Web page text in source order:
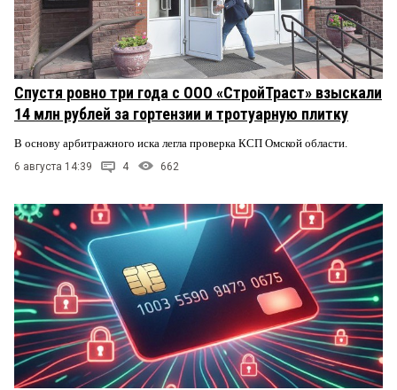
Спустя ровно три года с ООО «СтройТраст» взыскали
14 млн рублей за гортензии и тротуарную плитку
В основу арбитражного иска легла проверка КСП Омской области.
6 августа 14:39 4 662